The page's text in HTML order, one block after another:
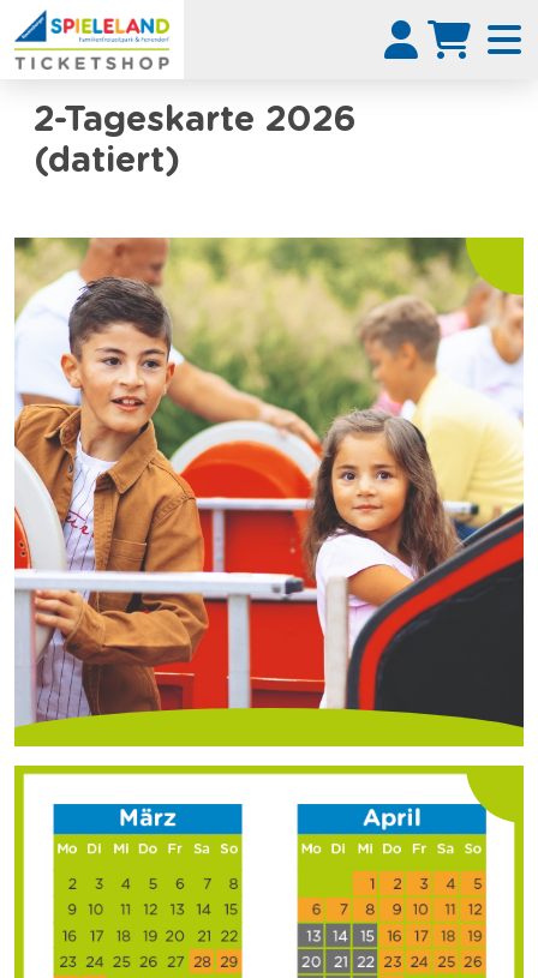
2-Tageskarte 2026
(datiert)